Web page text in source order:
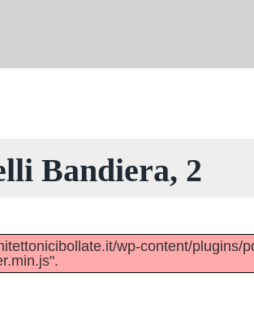
Bandiera, 2
wp-content/plugins/